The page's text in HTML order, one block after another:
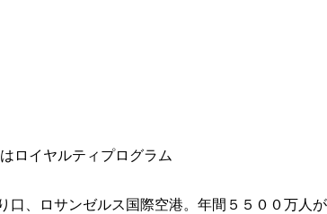
ロイヤルティプログラム
口、ロサンゼルス国際空港。年間５５００万人